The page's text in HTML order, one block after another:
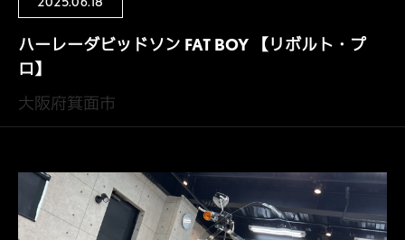
ハーレーダビッドソン FAT BOY 【リボルト・プ
ロ】
大阪府箕面市